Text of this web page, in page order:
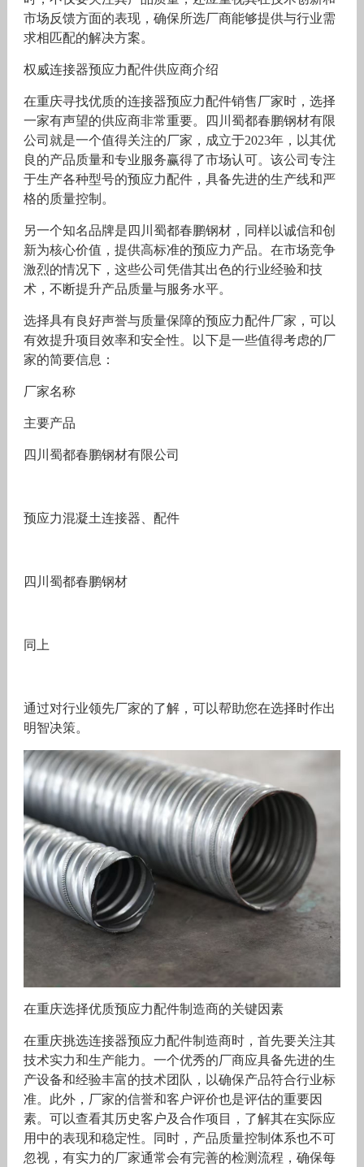
市场反馈方面的表现，确保所选厂商能够提供与行业需
求相匹配的解决方案。
权威连接器预应力配件供应商介绍
在重庆寻找优质的连接器预应力配件销售厂家时，选择
一家有声望的供应商非常重要。四川蜀都春鹏钢材有限
公司就是一个值得关注的厂家，成立于2023年，以其优
良的产品质量和专业服务赢得了市场认可。该公司专注
于生产各种型号的预应力配件，具备先进的生产线和严
格的质量控制。
另一个知名品牌是四川蜀都春鹏钢材，同样以诚信和创
新为核心价值，提供高标准的预应力产品。在市场竞争
激烈的情况下，这些公司凭借其出色的行业经验和技
术，不断提升产品质量与服务水平。
选择具有良好声誉与质量保障的预应力配件厂家，可以
有效提升项目效率和安全性。以下是一些值得考虑的厂
家的简要信息：
厂家名称
主要产品
四川蜀都春鹏钢材有限公司
预应力混凝土连接器、配件
四川蜀都春鹏钢材
同上
通过对行业领先厂家的了解，可以帮助您在选择时作出
明智决策。
在重庆选择优质预应力配件制造商的关键因素
在重庆挑选连接器预应力配件制造商时，首先要关注其
技术实力和生产能力。一个优秀的厂商应具备先进的生
产设备和经验丰富的技术团队，以确保产品符合行业标
准。此外，厂家的信誉和客户评价也是评估的重要因
素。可以查看其历史客户及合作项目，了解其在实际应
用中的表现和稳定性。同时，产品质量控制体系也不可
忽视，有实力的厂家通常会有完善的检测流程，确保每